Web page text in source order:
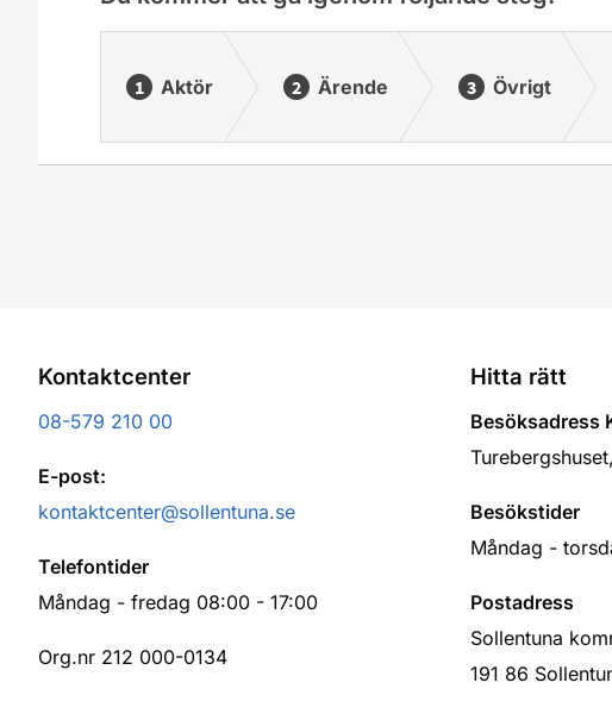
Aktör Ärende Övrigt
Kontaktcenter
08-579 210 00
E-post:
kontaktcenter@sollentuna.se
Telefontider
Måndag - fredag 08:00 - 17:00
Org.nr 212 000-0134
Hitta rätt
Besöksadress
Besökstider
Måndag -
Postadress
Sollentuna
191 86